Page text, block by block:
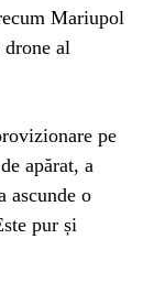
Mariupol
al
pe
apărat, a
ascunde o
pur și